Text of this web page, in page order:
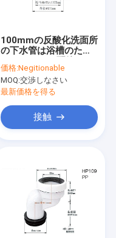
100mmの反酸化洗面所
の下水管は浴槽のため
価格:Negitionable
MOQ:交渉しなさい
最新価格を得る
接触